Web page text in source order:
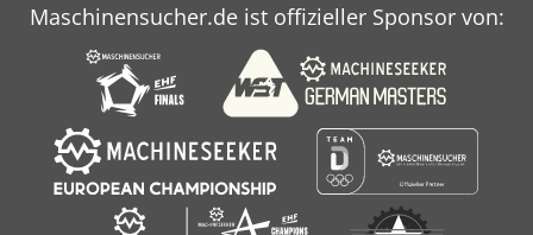
Maschinensucher.de ist offizieller Sponsor von: